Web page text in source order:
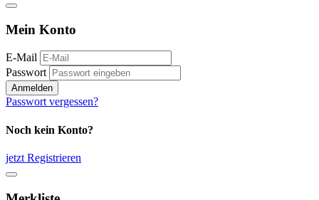
Mein Konto
E-Mail
Passwort
Anmelden
Passwort vergessen?
Noch kein Konto?
jetzt Registrieren